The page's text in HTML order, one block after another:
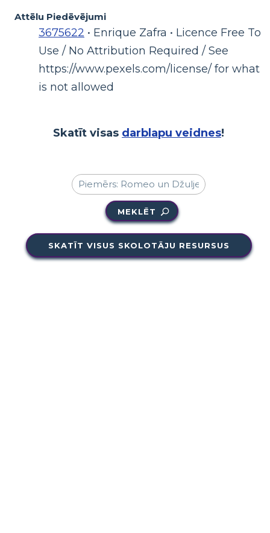
Attēlu Piedēvējumi
3675622 • Enrique Zafra • Licence Free To
Use / No Attribution Required / See
https://www.pexels.com/license/ for what
is not allowed
Skatīt visas darblapu veidnes!
MEKLĒT
SKATĪT VISUS SKOLOTĀJU RESURSUS